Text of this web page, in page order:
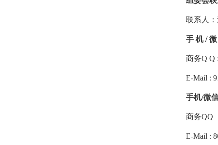
联系人
手 机 /
商务Q Q
E-Mail :
手机/微
商务QQ
E-Mail :